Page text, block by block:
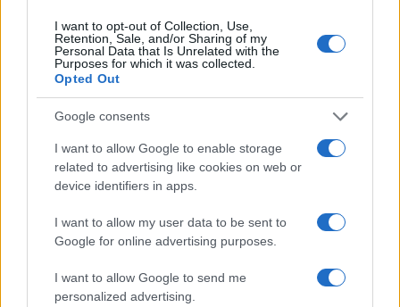
I want to opt-out of Collection, Use,
Retention, Sale, and/or Sharing of my
Personal Data that Is Unrelated with the
Purposes for which it was collected.
Opted Out
Google consents
I want to allow Google to enable storage
related to advertising like cookies on web or
device identifiers in apps.
I want to allow my user data to be sent to
Google for online advertising purposes.
I want to allow Google to send me
personalized advertising.
Σχολίασε εδώ
Υποβολή σχολίου
Πολιτική Απορρήτου&Όροι Χρήσηςτης Google.